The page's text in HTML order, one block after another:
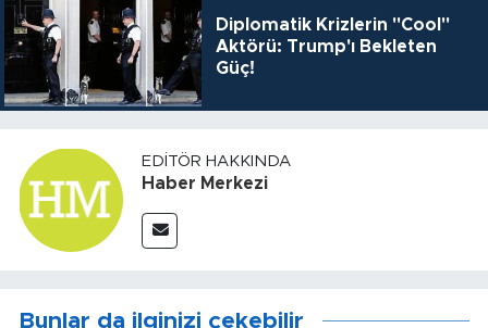
Diplomatik Krizlerin "Cool"
Aktörü: Trump'ı Bekleten
Güç!
EDITÖR HAKKINDA
Haber Merkezi
Bunlar da ilginizi çekebilir